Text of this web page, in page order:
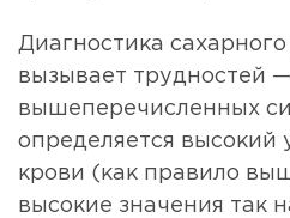
Диагностика
вызывает трудностей
вышеперечисленных
определяется высокий
крови (как правило
высокие значения так